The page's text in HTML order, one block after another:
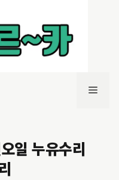
메
일 누유수리